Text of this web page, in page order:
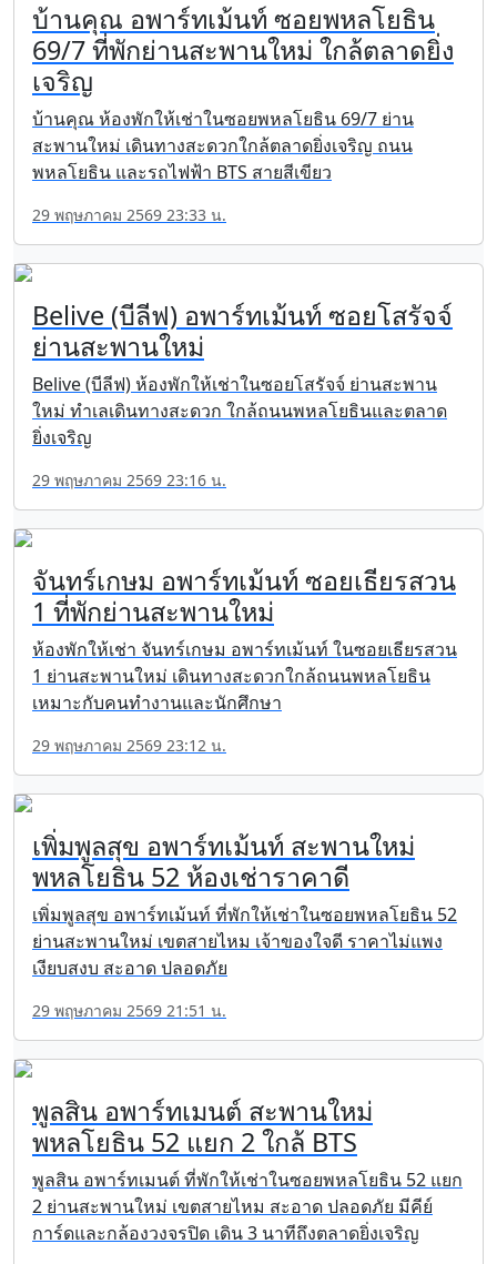
บ้านคุณ อพาร์ทเม้นท์ ซอยพหลโยธิน
69/7 ที่พักย่านสะพานใหม่ ใกล้ตลาดยิ่ง
เจริญ
บ้านคุณ ห้องพักให้เช่าในซอยพหลโยธิน 69/7 ย่าน
สะพานใหม่ เดินทางสะดวกใกล้ตลาดยิ่งเจริญ ถนน
พหลโยธิน และรถไฟฟ้า BTS สายสีเขียว
29 พฤษภาคม 2569 23:33 น.
Belive (บีลีฟ) อพาร์ทเม้นท์ ซอยโสรัจจ์
ย่านสะพานใหม่
Belive (บีลีฟ) ห้องพักให้เช่าในซอยโสรัจจ์ ย่านสะพาน
ใหม่ ทำเลเดินทางสะดวก ใกล้ถนนพหลโยธินและตลาด
ยิ่งเจริญ
29 พฤษภาคม 2569 23:16 น.
จันทร์เกษม อพาร์ทเม้นท์ ซอยเธียรสวน
1 ที่พักย่านสะพานใหม่
ห้องพักให้เช่า จันทร์เกษม อพาร์ทเม้นท์ ในซอยเธียรสวน
1 ย่านสะพานใหม่ เดินทางสะดวกใกล้ถนนพหลโยธิน
เหมาะกับคนทำงานและนักศึกษา
29 พฤษภาคม 2569 23:12 น.
เพิ่มพูลสุข อพาร์ทเม้นท์ สะพานใหม่
พหลโยธิน 52 ห้องเช่าราคาดี
เพิ่มพูลสุข อพาร์ทเม้นท์ ที่พักให้เช่าในซอยพหลโยธิน 52
ย่านสะพานใหม่ เขตสายไหม เจ้าของใจดี ราคาไม่แพง
เงียบสงบ สะอาด ปลอดภัย
29 พฤษภาคม 2569 21:51 น.
พูลสิน อพาร์ทเมนต์ สะพานใหม่
พหลโยธิน 52 แยก 2 ใกล้ BTS
พูลสิน อพาร์ทเมนต์ ที่พักให้เช่าในซอยพหลโยธิน 52 แยก
2 ย่านสะพานใหม่ เขตสายไหม สะอาด ปลอดภัย มีคีย์
การ์ดและกล้องวงจรปิด เดิน 3 นาทีถึงตลาดยิ่งเจริญ